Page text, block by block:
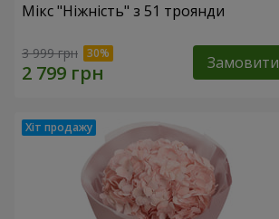
Мікс "Ніжність" з 51 троянди
3 999 грн Замовити